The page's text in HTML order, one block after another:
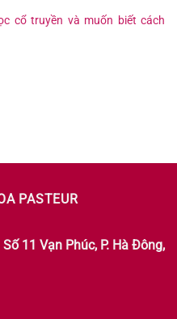
cổ truyền và muốn biết cách
PASTEUR
11 Vạn Phúc, P. Hà Đông,